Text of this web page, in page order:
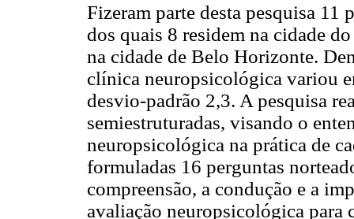
Fizeram parte desta pesquisa
dos quais 8 residem na cidade
na cidade de Belo Horizonte.
clínica neuropsicológica variou
desvio-padrão 2,3. A pesquisa
semiestruturadas, visando o
neuropsicológica na prática de
formuladas 16 perguntas
compreensão, a condução e a
avaliação neuropsicológica para